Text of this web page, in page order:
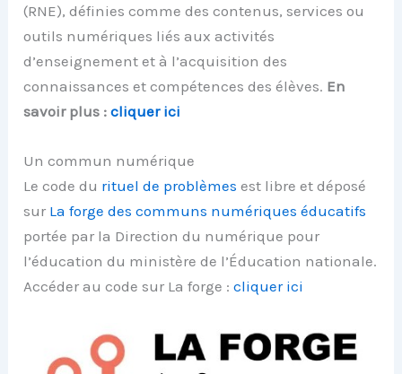
(RNE), définies comme des contenus, services ou
outils numériques liés aux activités
d’enseignement et à l’acquisition des
connaissances et compétences des élèves. En
savoir plus :cliquer ici
Un commun numérique
Le code du rituel de problèmes est libre et déposé
sur La forge des communs numériques éducatifs
portée par la Direction du numérique pour
l’éducation du ministère de l’Éducation nationale.
Accéder au code sur La forge :cliquer ici